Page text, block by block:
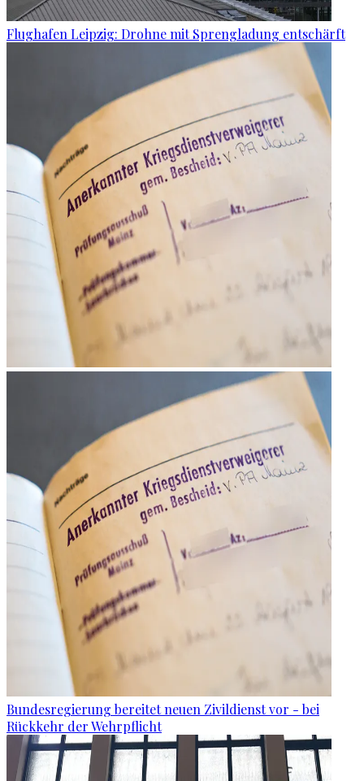
Flughafen Leipzig: Drohne mit Sprengladung entschärft
Bundesregierung bereitet neuen Zivildienst vor - bei
Rückkehr der Wehrpflicht